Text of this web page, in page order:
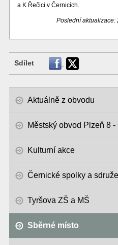
a K Řečici.v Černicích.
Poslední aktualizace:
Sdílet
Aktuálně z obvodu
Městský obvod Plzeň 8 -
Kulturní akce
Černické spolky a
Tyršova ZŠ a MŠ
Sběrné místo